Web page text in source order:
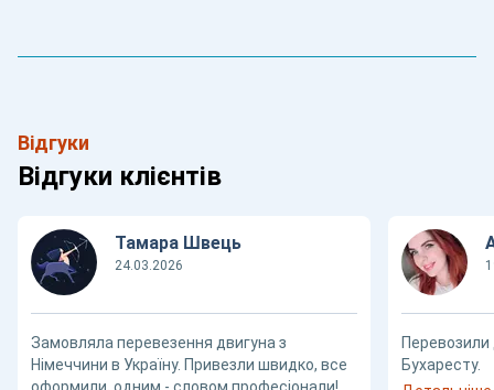
Відгуки
Відгуки клієнтів
Тамара Швець
24.03.2026
Замовляла перевезення двигуна з
Німеччини в Україну. Привезли швидко, все
Перевозили
Бухаресту.